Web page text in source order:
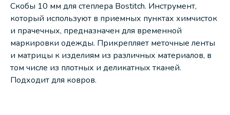
Скобы 10 мм для степлера Bostitch. Инструмент,
который используют в приемных пунктах химчисток
и прачечных, предназначен для временной
маркировки одежды. Прикрепляет меточные ленты
и матрицы к изделиям из различных материалов, в
том числе из плотных и деликатных тканей.
Подходит для ковров.